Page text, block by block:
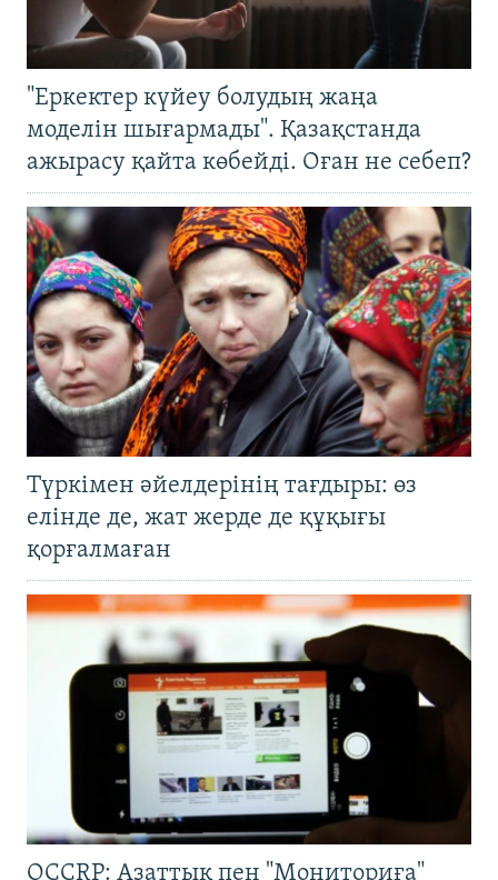
"Еркектер күйеу болудың жаңа
моделін шығармады". Қазақстанда
ажырасу қайта көбейді. Оған не себеп?
Түркімен әйелдерінің тағдыры: өз
елінде де, жат жерде де құқығы
қорғалмаған
OCCRP: Азаттық пен "Мониториға"